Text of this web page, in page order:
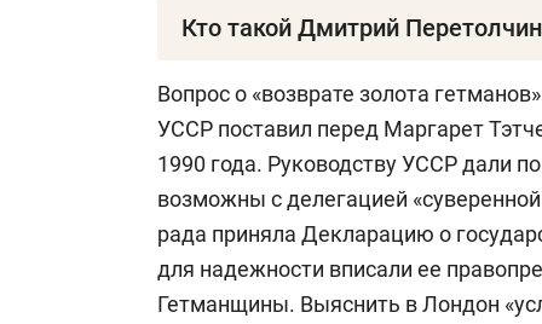
Кто такой Дмитрий
Окончил Финансовую академию,
Известен прежде всего как
автором публикаций в газете
Вопрос о «возврате золота
УССР поставил перед Маргарет
1990 года. Руководству УССР дали
возможны с делегацией
рада приняла Декларацию о
для надежности вписали ее
Гетманщины. Выяснить в Лондон